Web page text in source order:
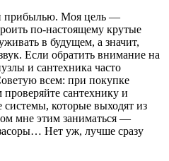
прибылью. Моя цель —
по-настоящему крутые
в будущем, а значит,
Если обратить внимание на
и сантехника часто
всем: при покупке
сантехнику и
системы, которые выходят из
мне этим заниматься —
Нет уж, лучше сразу